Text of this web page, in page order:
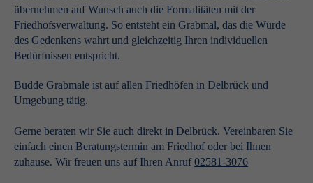
übernehmen auf Wunsch auch die Formalitäten mit der
Friedhofsverwaltung. So entsteht ein Grabmal, das die Würde
des Gedenkens wahrt und gleichzeitig Ihren individuellen
Bedürfnissen entspricht.
Budde Grabmale ist auf allen Friedhöfen in Delbrück und
Umgebung tätig.
Gerne beraten wir Sie auch direkt in Delbrück. Vereinbaren Sie
einfach einen Beratungstermin am Friedhof oder bei Ihnen
zuhause. Wir freuen uns auf Ihren Anruf02581-3076